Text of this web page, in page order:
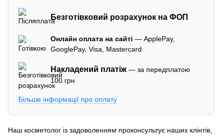
Безготівковий розрахунок на ФОП
Онлайн оплата на сайті — ApplePay,
GooglePay, Visa, Mastercard
Накладений платіж— за передплатою
100 грн
Більше інформації про оплату
Наш косметолог із задоволенням проконсультує наших клінтів,